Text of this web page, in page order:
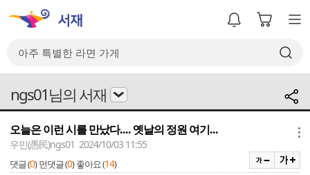
ngs01님의 서재
오늘은 이런 시를 만났다.... 옛날의 정원 여기...
우민(愚民)ngs01 2024/10/03 11:55
댓글 (0) 먼댓글 (0) 좋아요 (14)